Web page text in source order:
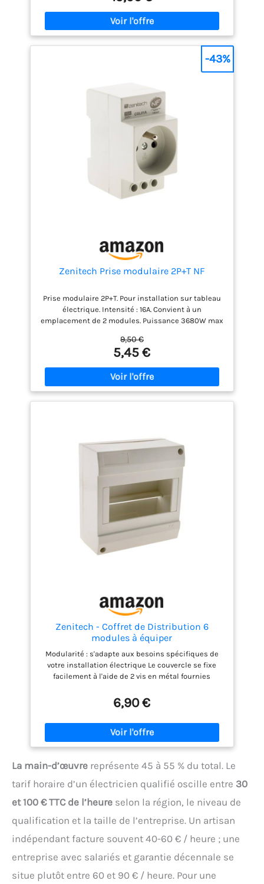
interrupteur différentiel. Il comprend également le
nombre minimum de disjoncteurs requis pour une
installation électrique régulière Protection et
sécurité : Le coffret a pour fonction de concentrer la
distribution du courant dans toutes les pièces et
coffret électrique facilite la déconnexion et la
protection des circuits. Le tableau doit être placé
haut et souvent placé dans une armoire pour éviter
l'humidité et les enfants Support de fixation : Le
coffret électrique est un support de fixation de
l'équipement. Parmi ces derniers, il y a des
disjoncteurs, des interrupteurs différentiels et
même des contacteurs de nuit. Comme tout
équipement électrique ailleurs, le coffret électrique
possède également des paramètres qui vous
permettent d'évaluer sa protection Spécificités :
-5°C à 50°C - L’ensemble de nos produits est
conforme aux dispositions des directives qui
renvoient aux normes européennes. L' engagement
nous engageons pour vous offrir un service client
chaleureux et de répondre à vos éventuelles
questions. Votre satisfaction est notre priorité !
Zenitech Prise modulaire 2P+T NF
Prise modulaire 2P+T. Pour installation sur tableau
électrique. Intensité : 16A. Convient à un
emplacement de 2 modules. Puissance 3680W max
9,50 €
5,45 €
-43%
Zenitech - Coffret de Distribution 6
modules à équiper
Modularité : s'adapte aux besoins spécifiques de
votre installation électrique Le couvercle se fixe
facilement à l'aide de 2 vis en métal fournies
et ergonomique Conçu avec des matériaux
résistants pour une protection fiable et durable
Livré avec rail métal, bornier de terre, obturateurs et
étiquettes
6,90 €
La main-d’œuvre représente 45 à 55 % du total. Le
tarif horaire d’un électricien qualifié oscille entre 30
et 100 € TTC de l’heure selon la région, le niveau de
qualification et la taille de l’entreprise. Un artisan
indépendant facture souvent 40-60 € / heure ; une
entreprise avec salariés et garantie décennale se
situe plutôt entre 60 et 90 € / heure. Pour une